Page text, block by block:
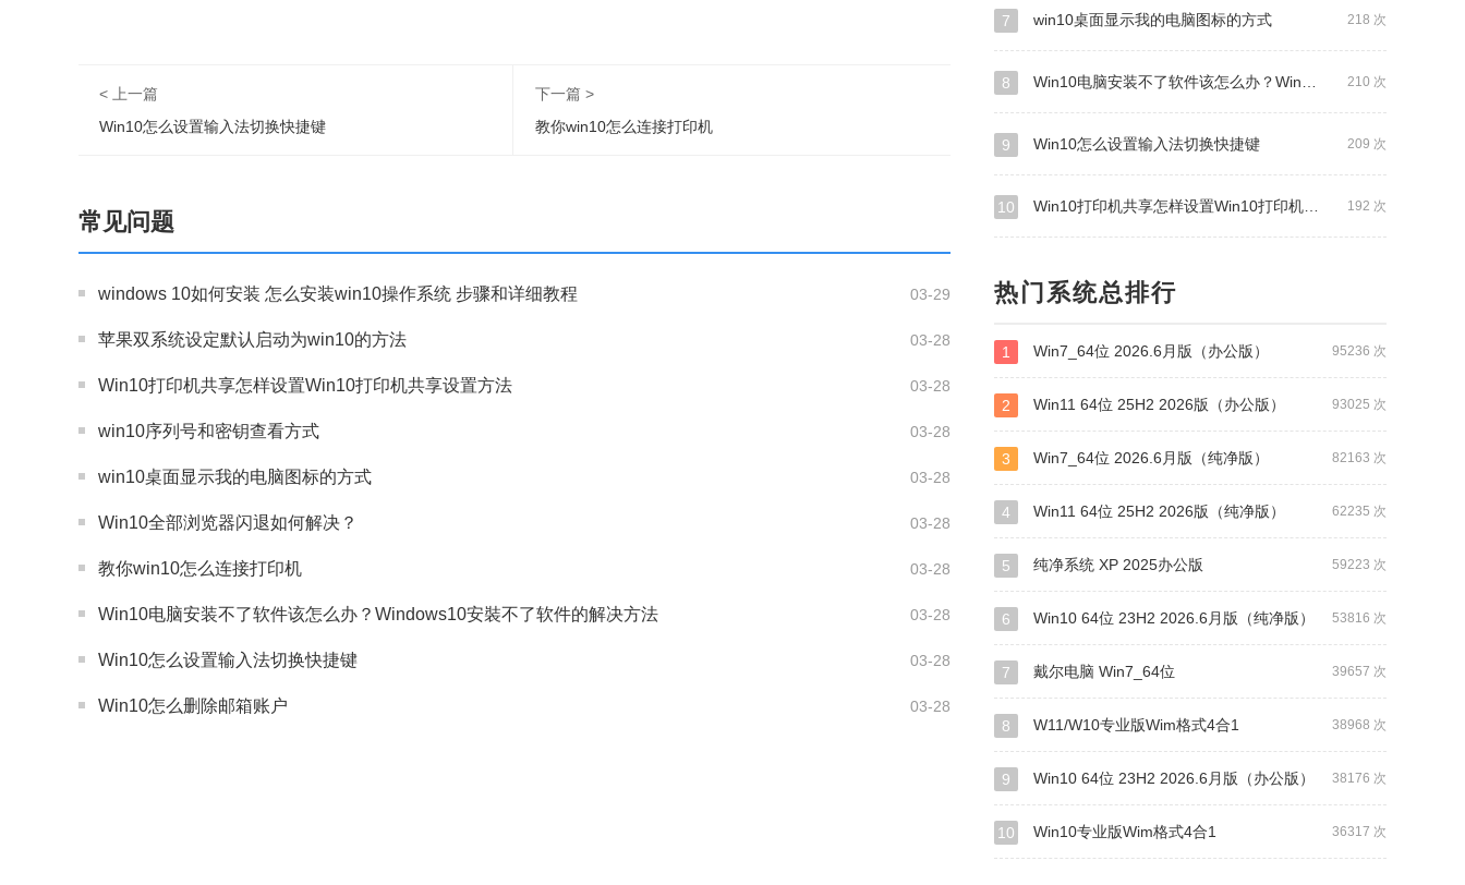
< 上一篇
Win10怎么设置输入法切换快捷键
下一篇 >
教你win10怎么连接打印机
常见问题
03-29
windows 10如何安装 怎么安装win10操作系统 步骤和详细教程
03-28
苹果双系统设定默认启动为win10的方法
03-28
Win10打印机共享怎样设置Win10打印机共享设置方法
03-28
win10序列号和密钥查看方式
03-28
win10桌面显示我的电脑图标的方式
03-28
Win10全部浏览器闪退如何解决？
03-28
教你win10怎么连接打印机
03-28
Win10电脑安装不了软件该怎么办？Windows10安裝不了软件的解决方法
03-28
Win10怎么设置输入法切换快捷键
03-28
Win10怎么删除邮箱账户
218 次
7 win10桌面显示我的电脑图标的方式
210 次
8 Win10电脑安装不了软件该怎么办？Windows10安裝不了软件的解决方法
209 次
9 Win10怎么设置输入法切换快捷键
192 次
10 Win10打印机共享怎样设置Win10打印机共享设置方法
热门系统总排行
95236 次
1 Win7_64位 2026.6月版（办公版）
93025 次
2 Win11 64位 25H2 2026版（办公版）
82163 次
3 Win7_64位 2026.6月版（纯净版）
62235 次
4 Win11 64位 25H2 2026版（纯净版）
59223 次
5 纯净系统 XP 2025办公版
53816 次
6 Win10 64位 23H2 2026.6月版（纯净版）
39657 次
7 戴尔电脑 Win7_64位
38968 次
8 W11/W10专业版Wim格式4合1
38176 次
9 Win10 64位 23H2 2026.6月版（办公版）
36317 次
10 Win10专业版Wim格式4合1